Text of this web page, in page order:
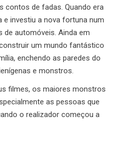
contos de fadas. Quando era
e investiu a nova fortuna num
de automóveis. Ainda em
um mundo fantástico
enchendo as paredes do
e monstros.
filmes, os maiores monstros
as pessoas que
o realizador começou a